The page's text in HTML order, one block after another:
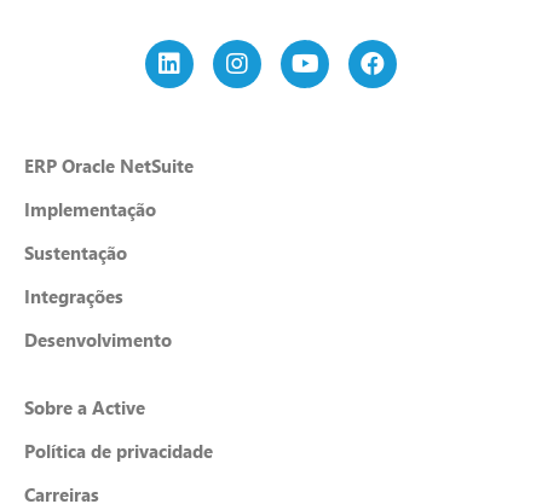
ERP Oracle NetSuite
Implementação
Sustentação
Integrações
Desenvolvimento
Sobre a Active
Política de privacidade
Carreiras